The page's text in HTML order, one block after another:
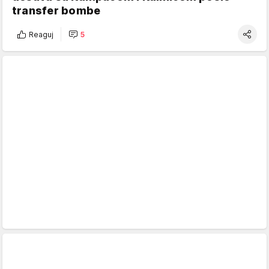
transfer bombe
Reaguj 5